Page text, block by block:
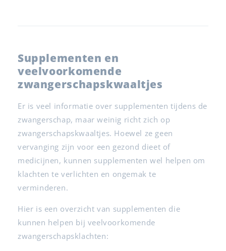
Supplementen en
veelvoorkomende
zwangerschapskwaaltjes
Er is veel informatie over supplementen tijdens de
zwangerschap, maar weinig richt zich op
zwangerschapskwaaltjes. Hoewel ze geen
vervanging zijn voor een gezond dieet of
medicijnen, kunnen supplementen wel helpen om
klachten te verlichten en ongemak te
verminderen.
Hier is een overzicht van supplementen die
kunnen helpen bij veelvoorkomende
zwangerschapsklachten: